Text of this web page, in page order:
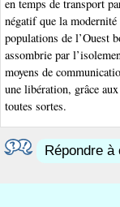
en temps de transport
négatif que la
populations de l’Ouest
assombrie par
moyens de
une libération, grâce
toutes sortes.
Répondre